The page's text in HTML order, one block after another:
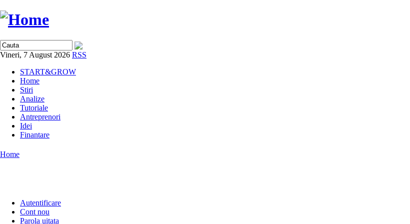
Vineri, 7 August 2026 RSS
START&GROW
Home
Stiri
Analize
Tutoriale
Antreprenori
Idei
Finantare
Home
Autentificare
Cont nou
Parola uitata